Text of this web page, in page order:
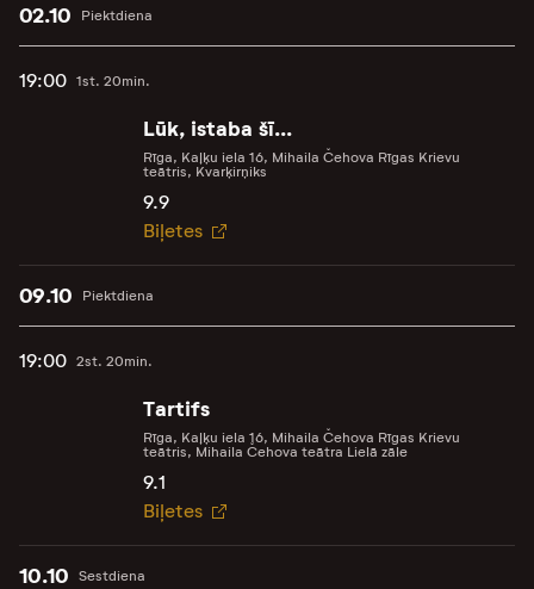
Piektdiena
02.10
19:00 1st. 20min.
Lūk, istaba šī...
Rīga, Kaļķu iela 16, Mihaila Čehova Rīgas Krievu
teātris, Kvarķirņiks
9.9
Biļetes
Piektdiena
09.10
19:00 2st. 20min.
Tartifs
Rīga, Kaļķu iela 16, Mihaila Čehova Rīgas Krievu
teātris, Mihaila Čehova teātra Lielā zāle
9.1
Biļetes
Sestdiena
10.10